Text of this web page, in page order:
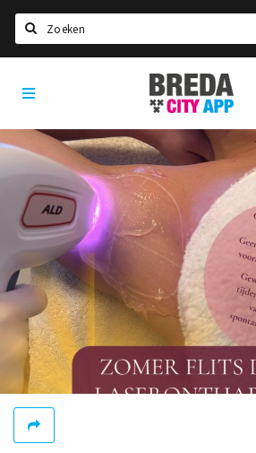
Home
Agenda
Deals
Party pics
Nieuws, interviews & blogs
Eten
Drinken
Slapen
Recreatief
Winkels
Winkelgebieden
Breda
City
App